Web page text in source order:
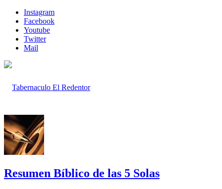
Instagram
Facebook
Youtube
Twitter
Mail
Inicio
Resumen Bíblico de las 5 Solas